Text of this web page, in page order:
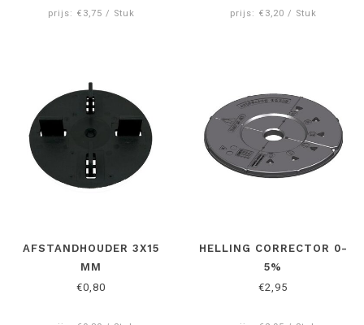
prijs: €3,75 / Stuk prijs: €3,20 / Stuk
AFSTANDHOUDER 3X15
MM
€0,80
HELLING CORRECTOR 0-
5%
€2,95